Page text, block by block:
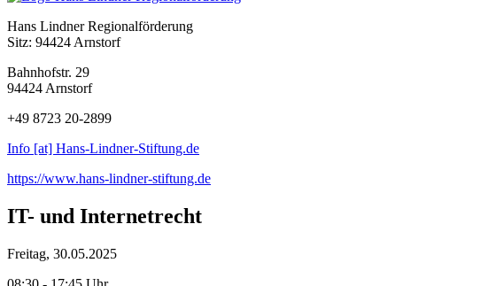
Hans Lindner Regionalförderung
Sitz: 94424 Arnstorf
Bahnhofstr. 29
94424 Arnstorf
+49 8723 20-2899
Info [at] Hans-Lindner-Stiftung.de
https://www.hans-lindner-stiftung.de
IT- und Internetrecht
Freitag, 30.05.2025